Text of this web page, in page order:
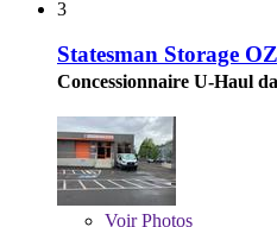
3
Statesman Storage
Concessionnaire U-Haul
VoirPhotos